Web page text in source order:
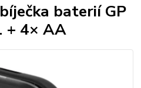
baterií GP
+ 4× AA